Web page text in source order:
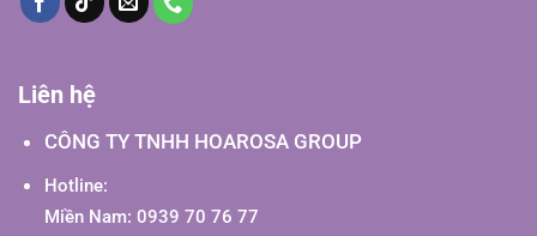
Liên hệ
CÔNG TY TNHH HOAROSA GROUP
Hotline:
Miền Nam: 0939 70 76 77